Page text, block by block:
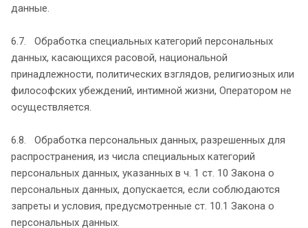
данные.
6.7. Обработка специальных категорий персональных
данных, касающихся расовой, национальной
принадлежности, политических взглядов, религиозных или
философских убеждений, интимной жизни, Оператором не
осуществляется.
6.8. Обработка персональных данных, разрешенных для
распространения, из числа специальных категорий
персональных данных, указанных в ч. 1 ст. 10 Закона о
персональных данных, допускается, если соблюдаются
запреты и условия, предусмотренные ст. 10.1 Закона о
персональных данных.